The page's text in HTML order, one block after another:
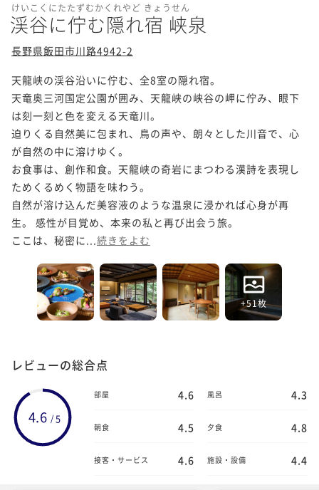
けいこくにたたずむかくれやど きょうせん
渓谷に佇む隠れ宿 峡泉
長野県飯田市川路4942-2
天龍峡の渓谷沿いに佇む、全8室の隠れ宿。
天竜奥三河国定公園が囲み、天龍峡の峡谷の岬に佇み、眼下
は刻一刻と色を変える天竜川。
迫りくる自然美に包まれ、鳥の声や、朗々とした川音で、心
が自然の中に溶けゆく。
お食事は、創作和食。天龍峡の奇岩にまつわる漢詩を表現し
ためくるめく物語を味わう。
自然が溶け込んだ美容液のような温泉に浸かれば心身が再
生。 感性が目覚め、本来の私と再び出会う旅。
ここは、秘密に... 続きをよむ
+51枚
レビューの総合点
4.6 /5
部屋 4.6 風呂 4.3
朝食 4.5 夕食 4.8
接客・サービス 4.6 施設・設備 4.4